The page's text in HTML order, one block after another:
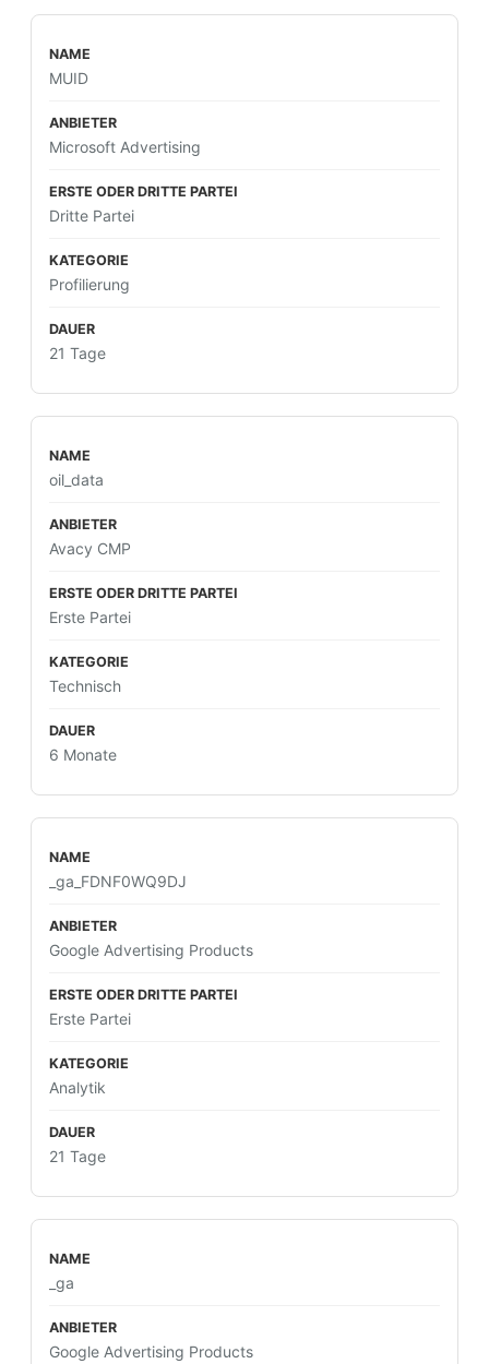
MUID
Microsoft Advertising
Dritte Partei
Profilierung
21 Tage
oil_data
Avacy CMP
Erste Partei
Technisch
6 Monate
_ga_FDNF0WQ9DJ
Google Advertising Products
Erste Partei
Analytik
21 Tage
_ga
Google Advertising Products